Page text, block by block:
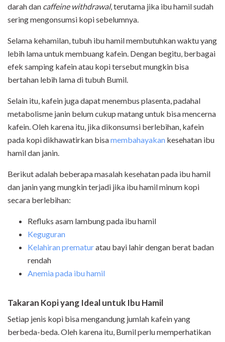
darah dan caffeine withdrawal, terutama jika ibu hamil sudah
sering mengonsumsi kopi sebelumnya.
Selama kehamilan, tubuh ibu hamil membutuhkan waktu yang
lebih lama untuk membuang kafein. Dengan begitu, berbagai
efek samping kafein atau kopi tersebut mungkin bisa
bertahan lebih lama di tubuh Bumil.
Selain itu, kafein juga dapat menembus plasenta, padahal
metabolisme janin belum cukup matang untuk bisa mencerna
kafein. Oleh karena itu, jika dikonsumsi berlebihan, kafein
pada kopi dikhawatirkan bisamembahayakan kesehatan ibu
hamil dan janin.
Berikut adalah beberapa masalah kesehatan pada ibu hamil
dan janin yang mungkin terjadi jika ibu hamil minum kopi
secara berlebihan:
Refluks asam lambung pada ibu hamil
Keguguran
Kelahiran prematuratau bayi lahir dengan berat badan
rendah
Anemia pada ibu hamil
Takaran Kopi yang Ideal untuk Ibu Hamil
Setiap jenis kopi bisa mengandung jumlah kafein yang
berbeda-beda. Oleh karena itu, Bumil perlu memperhatikan